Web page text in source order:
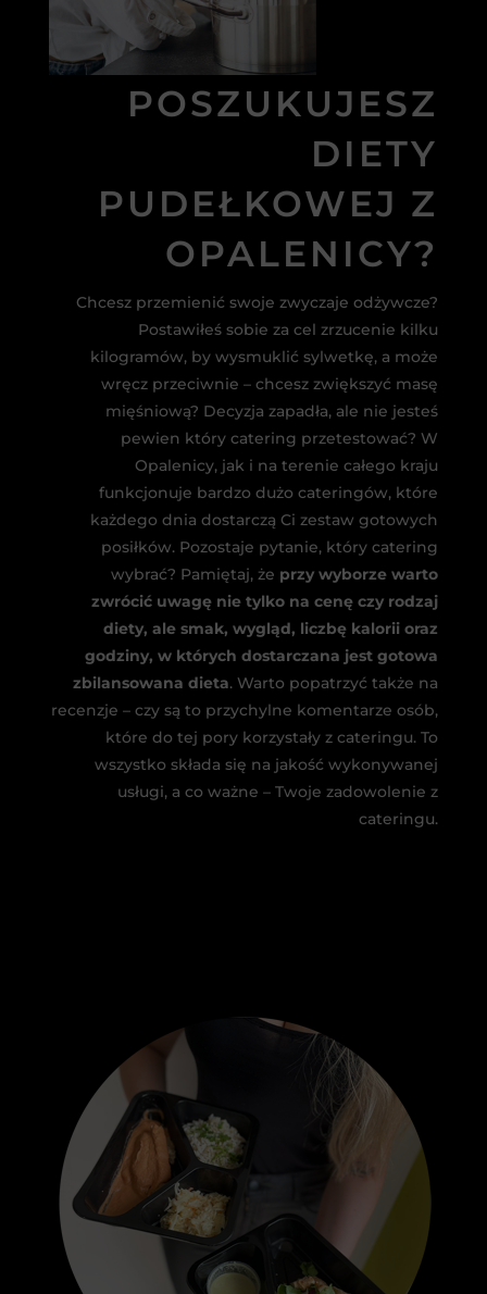
POSZUKUJESZ
DIETY
PUDEŁKOWEJ Z
OPALENICY?
Chcesz przemienić swoje zwyczaje odżywcze?
Postawiłeś sobie za cel zrzucenie kilku
kilogramów, by wysmuklić sylwetkę, a może
wręcz przeciwnie – chcesz zwiększyć masę
mięśniową? Decyzja zapadła, ale nie jesteś
pewien który catering przetestować? W
Opalenicy, jak i na terenie całego kraju
funkcjonuje bardzo dużo cateringów, które
każdego dnia dostarczą Ci zestaw gotowych
posiłków. Pozostaje pytanie, który catering
wybrać? Pamiętaj, że przy wyborze warto
zwrócić uwagę nie tylko na cenę czy rodzaj
diety, ale smak, wygląd, liczbę kalorii oraz
godziny, w których dostarczana jest gotowa
zbilansowana dieta. Warto popatrzyć także na
recenzje – czy są to przychylne komentarze osób,
które do tej pory korzystały z cateringu. To
wszystko składa się na jakość wykonywanej
usługi, a co ważne – Twoje zadowolenie z
cateringu.